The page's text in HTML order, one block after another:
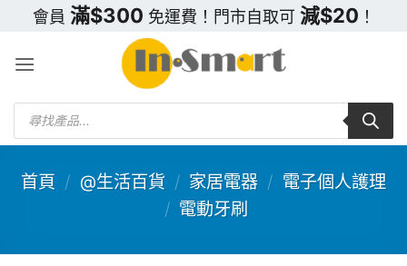
content
會員 滿$300 免運費！門市自取可 減$20 ！
Products
search
首頁 / @生活百貨 / 家居電器 / 電子個人護理
/ 電動牙刷